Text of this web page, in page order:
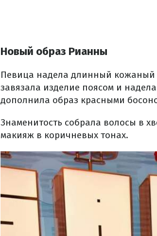
Новый образ Рианны
Певица надела длинный
завязала изделие поясом и
дополнила образ красными
Знаменитость собрала волосы в
макияж в коричневых тонах.